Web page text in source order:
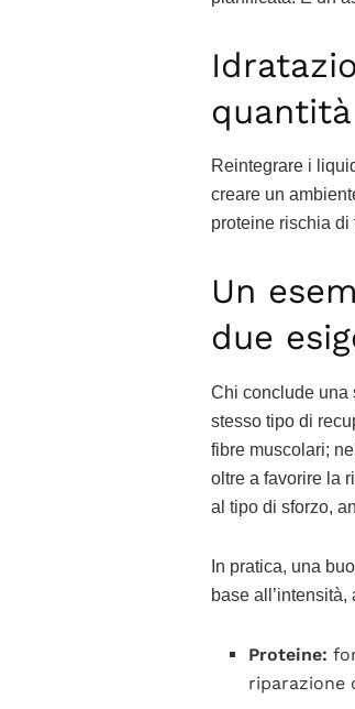
quantità
Reintegrare i
creare un
proteine rischia
Un
due
Chi conclude una
stesso tipo di
fibre muscolari;
oltre a favorire la
al tipo di sforzo,
In pratica, una
base
Proteine:
riparazione